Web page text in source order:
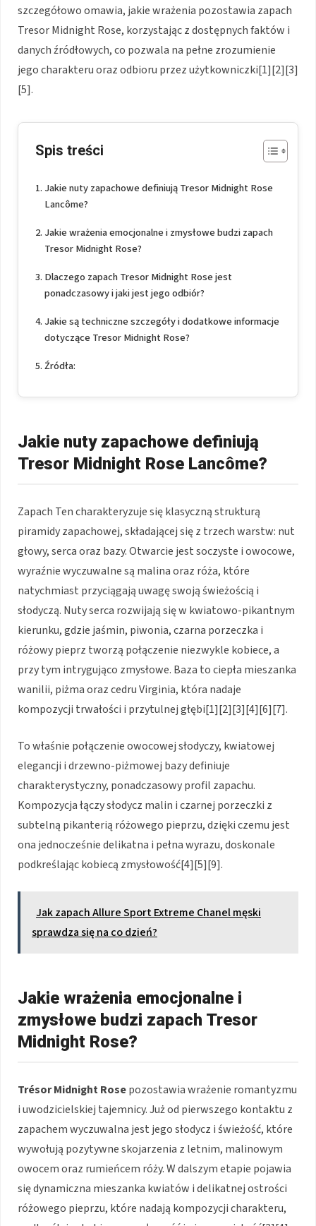
szczegółowo omawia, jakie wrażenia pozostawia zapach
Tresor Midnight Rose, korzystając z dostępnych faktów i
danych źródłowych, co pozwala na pełne zrozumienie
jego charakteru oraz odbioru przez użytkowniczki[1][2][3]
[5].
Spis treści
Jakie nuty zapachowe definiują Tresor Midnight Rose
Lancôme?
Jakie wrażenia emocjonalne i zmysłowe budzi zapach
Tresor Midnight Rose?
Dlaczego zapach Tresor Midnight Rose jest
ponadczasowy i jaki jest jego odbiór?
Jakie są techniczne szczegóły i dodatkowe informacje
dotyczące Tresor Midnight Rose?
Źródła:
Jakie nuty zapachowe definiują
Tresor Midnight Rose Lancôme?
Zapach Ten charakteryzuje się klasyczną strukturą
piramidy zapachowej, składającej się z trzech warstw: nut
głowy, serca oraz bazy. Otwarcie jest soczyste i owocowe,
wyraźnie wyczuwalne są malina oraz róża, które
natychmiast przyciągają uwagę swoją świeżością i
słodyczą. Nuty serca rozwijają się w kwiatowo-pikantnym
kierunku, gdzie jaśmin, piwonia, czarna porzeczka i
różowy pieprz tworzą połączenie niezwykle kobiece, a
przy tym intrygująco zmysłowe. Baza to ciepła mieszanka
wanilii, piżma oraz cedru Virginia, która nadaje
kompozycji trwałości i przytulnej głębi[1][2][3][4][6][7].
To właśnie połączenie owocowej słodyczy, kwiatowej
elegancji i drzewno-piżmowej bazy definiuje
charakterystyczny, ponadczasowy profil zapachu.
Kompozycja łączy słodycz malin i czarnej porzeczki z
subtelną pikanterią różowego pieprzu, dzięki czemu jest
ona jednocześnie delikatna i pełna wyrazu, doskonale
podkreślając kobiecą zmysłowość[4][5][9].
Jak zapach Allure Sport Extreme Chanel męski
sprawdza się na co dzień?
Jakie wrażenia emocjonalne i
zmysłowe budzi zapach Tresor
Midnight Rose?
Trésor Midnight Rosepozostawia wrażenie romantyzmu
i uwodzicielskiej tajemnicy. Już od pierwszego kontaktu z
zapachem wyczuwalna jest jego słodycz i świeżość, które
wywołują pozytywne skojarzenia z letnim, malinowym
owocem oraz rumieńcem róży. W dalszym etapie pojawia
się dynamiczna mieszanka kwiatów i delikatnej ostrości
różowego pieprzu, które nadają kompozycji charakteru,